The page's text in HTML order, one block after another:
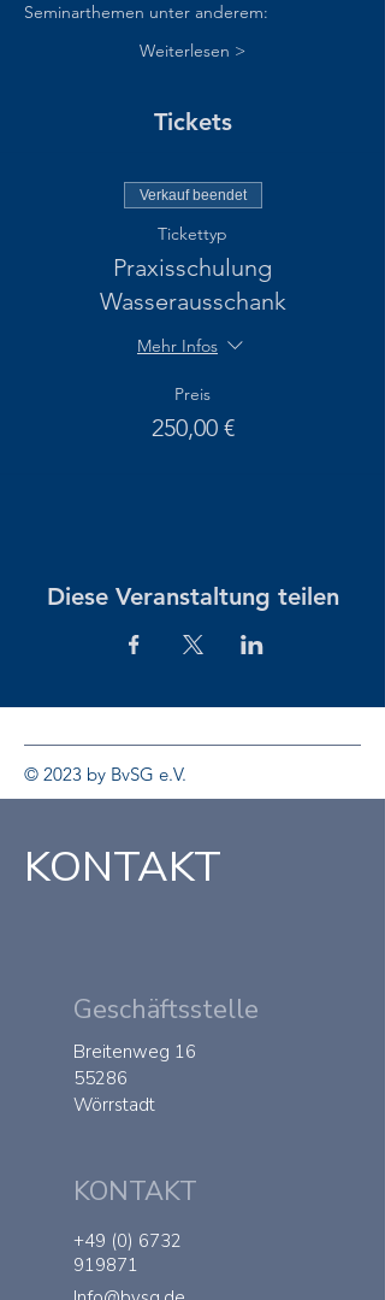
Seminarthemen unter anderem:
Weiterlesen >
Tickets
Verkauf beendet
Tickettyp
Praxisschulung
Wasserausschank
Mehr Infos
Preis
250,00 €
Diese Veranstaltung teilen
© 2023 by BvSG e.V.
KONTAKT
Geschäftsstelle
Breitenweg 16
55286
Wörrstadt
KONTAKT
+49 (0) 6732
919871